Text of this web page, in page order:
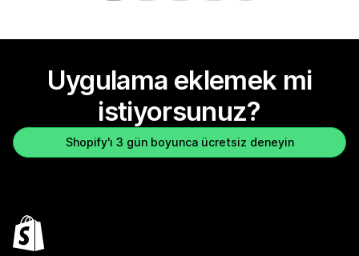
Uygulama eklemek mi
istiyorsunuz?
Shopify'ı 3 gün boyunca ücretsiz deneyin